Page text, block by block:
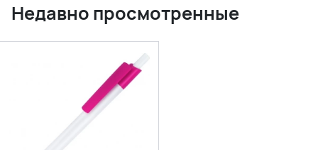
Недавно просмотренные